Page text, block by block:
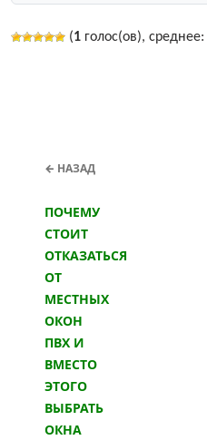
(1 голос(ов), среднее:
← НАЗАД
ПОЧЕМУ
СТОИТ
ОТКАЗАТЬСЯ
ОТ
МЕСТНЫХ
ОКОН
ПВХ И
ВМЕСТО
ЭТОГО
ВЫБРАТЬ
ОКНА